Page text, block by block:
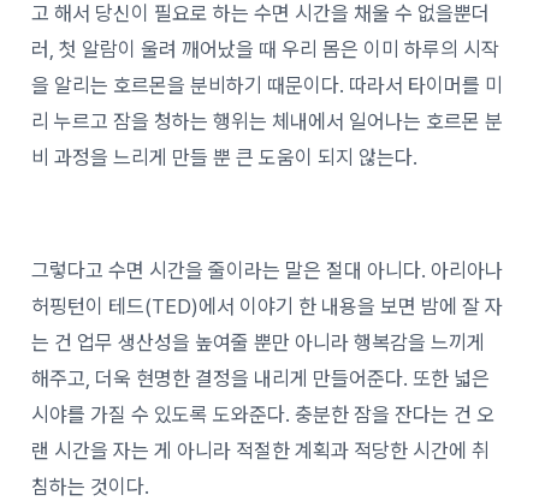
고 해서 당신이 필요로 하는 수면 시간을 채울 수 없을뿐더
러, 첫 알람이 울려 깨어났을 때 우리 몸은 이미 하루의 시작
을 알리는 호르몬을 분비하기 때문이다. 따라서 타이머를 미
리 누르고 잠을 청하는 행위는 체내에서 일어나는 호르몬 분
비 과정을 느리게 만들 뿐 큰 도움이 되지 않는다.
그렇다고 수면 시간을 줄이라는 말은 절대 아니다. 아리아나
허핑턴이 테드(TED)에서 이야기 한 내용을 보면 밤에 잘 자
는 건 업무 생산성을 높여줄 뿐만 아니라 행복감을 느끼게
해주고, 더욱 현명한 결정을 내리게 만들어준다. 또한 넓은
시야를 가질 수 있도록 도와준다. 충분한 잠을 잔다는 건 오
랜 시간을 자는 게 아니라 적절한 계획과 적당한 시간에 취
침하는 것이다.